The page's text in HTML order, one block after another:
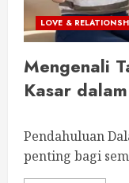
LOVE &
Mengenali
Kasar
Pendahuluan
penting bagi